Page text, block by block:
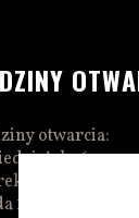
otwarcia:
16:00–01:00
16:00–01:00